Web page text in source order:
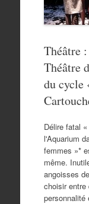
Théâtre
Théâtre
du cycle
Délire fatal
l'Aquarium
femmes »*
même.
angoisses
choisir entre